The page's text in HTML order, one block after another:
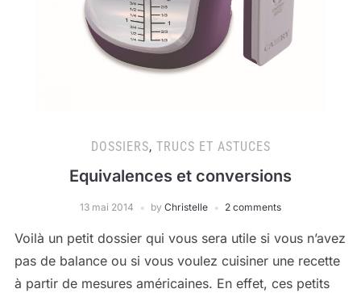
DOSSIERS, TRUCS ET ASTUCES
Equivalences et conversions
13 mai 2014 by Christelle 2 comments
Voilà un petit dossier qui vous sera utile si vous n’avez
pas de balance ou si vous voulez cuisiner une recette
à partir de mesures américaines. En effet, ces petits